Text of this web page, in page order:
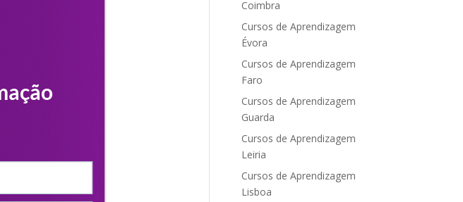
Coimbra
Cursos de Aprendizagem
Évora
Cursos de Aprendizagem
Faro
Cursos de Aprendizagem
Guarda
Cursos de Aprendizagem
Leiria
Cursos de Aprendizagem
Lisboa